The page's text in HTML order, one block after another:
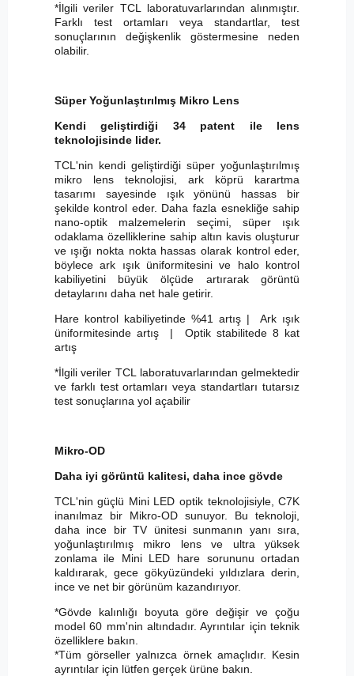
*İlgili veriler TCL laboratuvarlarından alınmıştır.
Farklı test ortamları veya standartlar, test
sonuçlarının değişkenlik göstermesine neden
olabilir.
Süper Yoğunlaştırılmış Mikro Lens
Kendi geliştirdiği 34 patent ile lens
teknolojisinde lider.
TCL'nin kendi geliştirdiği süper yoğunlaştırılmış
mikro lens teknolojisi, ark köprü karartma
tasarımı sayesinde ışık yönünü hassas bir
şekilde kontrol eder. Daha fazla esnekliğe sahip
nano-optik malzemelerin seçimi, süper ışık
odaklama özelliklerine sahip altın kavis oluşturur
ve ışığı nokta nokta hassas olarak kontrol eder,
böylece ark ışık üniformitesini ve halo kontrol
kabiliyetini büyük ölçüde artırarak görüntü
detaylarını daha net hale getirir.
Hare kontrol kabiliyetinde %41 artış | Ark ışık
üniformitesinde artış | Optik stabilitede 8 kat
artış
*İlgili veriler TCL laboratuvarlarından gelmektedir
ve farklı test ortamları veya standartları tutarsız
test sonuçlarına yol açabilir
Mikro-OD
Daha iyi görüntü kalitesi, daha ince gövde
TCL'nin güçlü Mini LED optik teknolojisiyle, C7K
inanılmaz bir Mikro-OD sunuyor. Bu teknoloji,
daha ince bir TV ünitesi sunmanın yanı sıra,
yoğunlaştırılmış mikro lens ve ultra yüksek
zonlama ile Mini LED hare sorununu ortadan
kaldırarak, gece gökyüzündeki yıldızlara derin,
ince ve net bir görünüm kazandırıyor.
*Gövde kalınlığı boyuta göre değişir ve çoğu
model 60 mm'nin altındadır. Ayrıntılar için teknik
özelliklere bakın.
*Tüm görseller yalnızca örnek amaçlıdır. Kesin
ayrıntılar için lütfen gerçek ürüne bakın.